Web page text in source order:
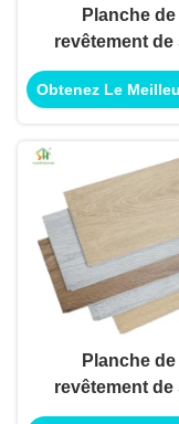
Planche de
revêtement de
étanche SPC
pour
Obtenez Le
Planche de
revêtement de
étanche SPC